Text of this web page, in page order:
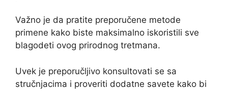
Važno je da pratite preporučene metode
primene kako biste maksimalno iskoristili sve
blagodeti ovog prirodnog tretmana.
Uvek je preporučljivo konsultovati se sa
stručnjacima i proveriti dodatne savete kako bi